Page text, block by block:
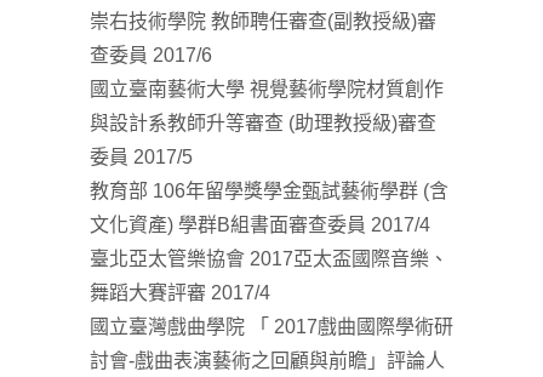
崇右技術學院 教師聘任審查(副教授級)審
查委員 2017/6
國立臺南藝術大學 視覺藝術學院材質創作
與設計系教師升等審查 (助理教授級)審查
委員 2017/5
教育部 106年留學獎學金甄試藝術學群 (含
文化資產) 學群B組書面審查委員 2017/4
臺北亞太管樂協會 2017亞太盃國際音樂、
舞蹈大賽評審 2017/4
國立臺灣戲曲學院 「 2017戲曲國際學術研
討會-戲曲表演藝術之回顧與前瞻」評論人